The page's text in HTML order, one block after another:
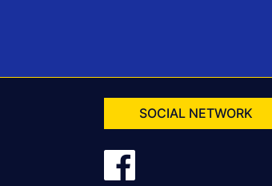
SOCIAL NETWORK